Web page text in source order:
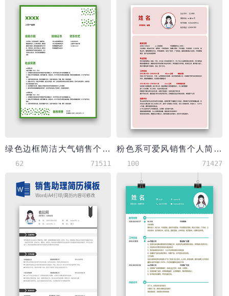
绿色边框简洁大气销售个人简历模板
62 71511
粉色系可爱风销售个人简历模板
100 71427